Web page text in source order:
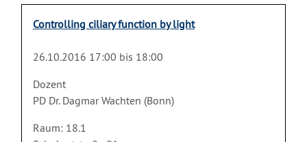
Controlling ciliary function by light
26.10.2016 17:00 bis 18:00
Dozent
PD Dr. Dagmar Wachten (Bonn)
Raum: 18.1